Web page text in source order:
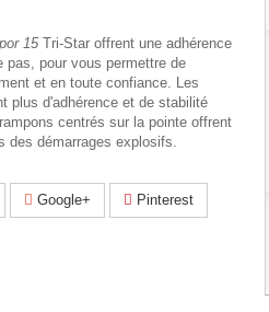
15Tri-Star offrent une adhérence
pas, pour vous permettre de
et en toute confiance. Les
plus d'adhérence et de stabilité
centrés sur la pointe offrent
des démarrages explosifs.
Google+ Pinterest